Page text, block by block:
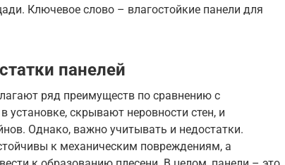
Ключевое слово – влагостойкие панели для
панелей
ряд преимуществ по сравнению с
установке, скрывают неровности стен, и
Однако, важно учитывать и недостатки.
к механическим повреждениям, а